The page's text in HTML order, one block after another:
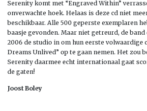
Serenity komt met “Engraved Within”
onverwachte hoek. Helaas is deze cd niet
beschikbaar. Alle 500 geperste exemplaren
baasje gevonden. Maar niet getreurd, de
2006 de studio in om hun eerste volwaardige
Dreams Unlived” op te gaan nemen. Het zou
Serenity daarmee echt internationaal gaat
de gaten!
Joost Boley